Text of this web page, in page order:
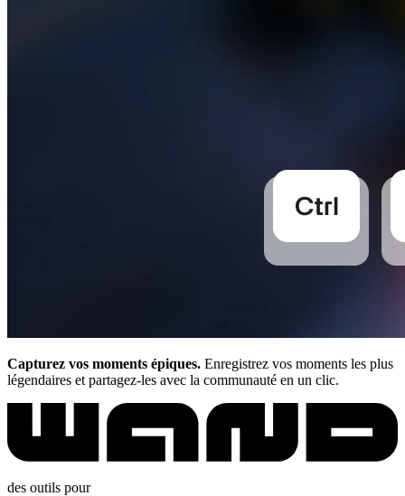
Capturez vos moments épiques. Enregistrez vos moments les plus
légendaires et partagez-les avec la communauté en un clic.
des outils pour